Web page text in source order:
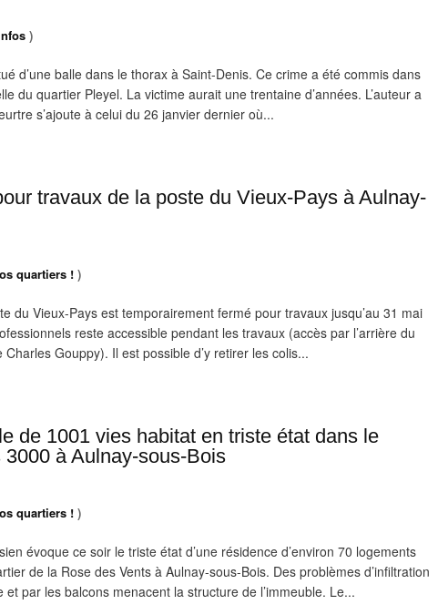
)
d’une balle dans le thorax à Saint-Denis. Ce crime a été commis dans
du quartier Pleyel. La victime aurait une trentaine d’années. L’auteur a
s’ajoute à celui du 26 janvier dernier où...
travaux de la poste du Vieux-Pays à Aulnay-
quartiers ! )
du Vieux-Pays est temporairement fermé pour travaux jusqu’au 31 mai
reste accessible pendant les travaux (accès par l’arrière du
Gouppy). Il est possible d’y retirer les colis...
de 1001 vies habitat en triste état dans le
3000 à Aulnay-sous-Bois
quartiers ! )
évoque ce soir le triste état d’une résidence d’environ 70 logements
de la Rose des Vents à Aulnay-sous-Bois. Des problèmes d’infiltration
et par les balcons menacent la structure de l’immeuble. Le...